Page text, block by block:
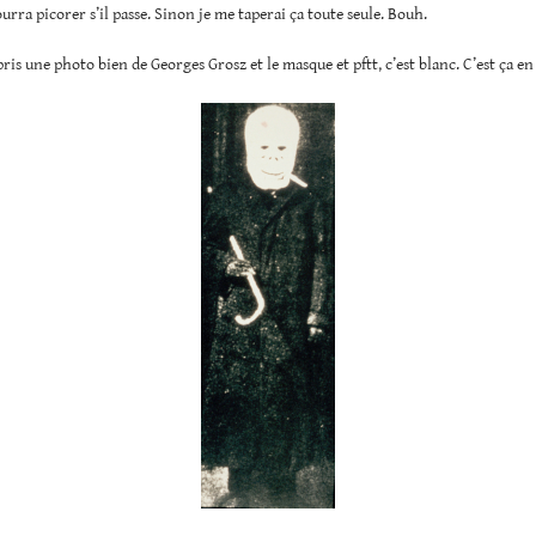
picorer s’il passe. Sinon je me taperai ça toute seule. Bouh.
une photo bien de Georges Grosz et le masque et pftt, c’est blanc. C’est ça